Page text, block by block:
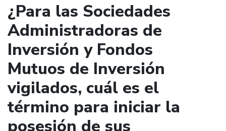
¿Para las Sociedades
Administradoras de
Inversión y Fondos
Mutuos de Inversión
vigilados, cuál es el
término para iniciar la
posesión de sus